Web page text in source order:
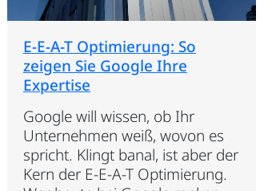
E-E-A-T Optimierung: So
zeigen Sie Google Ihre
Expertise
Google will wissen, ob Ihr
Unternehmen weiß, wovon es
spricht. Klingt banal, ist aber der
Kern der E-E-A-T Optimierung.